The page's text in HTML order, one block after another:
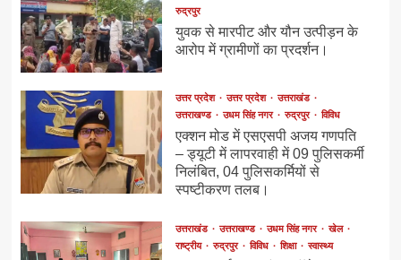
रुद्रपुर
युवक से मारपीट और यौन उत्पीड़न के
आरोप में ग्रामीणों का प्रदर्शन।
उत्तर प्रदेश उत्तर प्रदेश
उत्तराखंड
उत्तराखण्ड
उधम सिंह नगर रुद्रपुर विविध
एक्शन मोड में एसएसपी अजय गणपति
– ड्यूटी में लापरवाही में 09 पुलिसकर्मी
निलंबित, 04 पुलिसकर्मियों से
स्पष्टीकरण तलब।
उत्तराखंड उत्तराखण्ड उधम सिंह नगर
खेल
राष्ट्रीय
रुद्रपुर विविध शिक्षा स्वास्थ्य